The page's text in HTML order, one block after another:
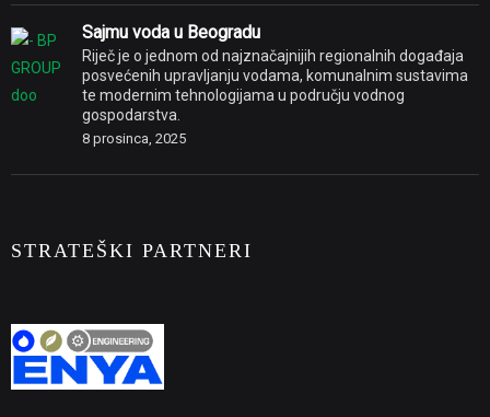
Sajmu voda u Beogradu
Riječ je o jednom od najznačajnijih regionalnih događaja
posvećenih upravljanju vodama, komunalnim sustavima
te modernim tehnologijama u području vodnog
gospodarstva.
8 prosinca, 2025
STRATEŠKI PARTNERI